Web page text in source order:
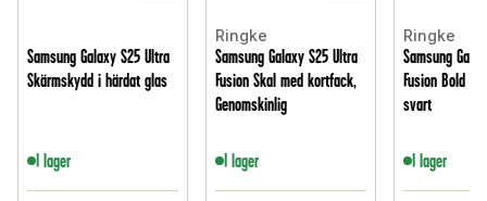
Samsung Galaxy S25 Ultra
Skärmskydd i härdat glas
I lager
Ringke
Samsung Galaxy S25 Ultra
Fusion Skal med kortfack,
Genomskinlig
I lager
Ringke
Samsung
Fusion Bold
svart
I lager